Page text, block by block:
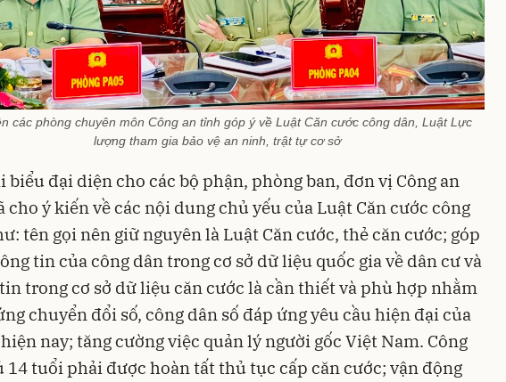
các phòng chuyên môn Công an tỉnh góp ý về Luật Căn cước công dân, Luật Lực
lượng tham gia bảo vệ an ninh, trật tự cơ sở
biểu đại diện cho các bộ phận, phòng ban, đơn vị Công an
cho ý kiến về các nội dung chủ yếu của Luật Căn cước công
tên gọi nên giữ nguyên là Luật Căn cước, thẻ căn cước; góp
tin của công dân trong cơ sở dữ liệu quốc gia về dân cư và
trong cơ sở dữ liệu căn cước là cần thiết và phù hợp nhằm
chuyển đổi số, công dân số đáp ứng yêu cầu hiện đại của
nay; tăng cường việc quản lý người gốc Việt Nam. Công
14 tuổi phải được hoàn tất thủ tục cấp căn cước; vận động